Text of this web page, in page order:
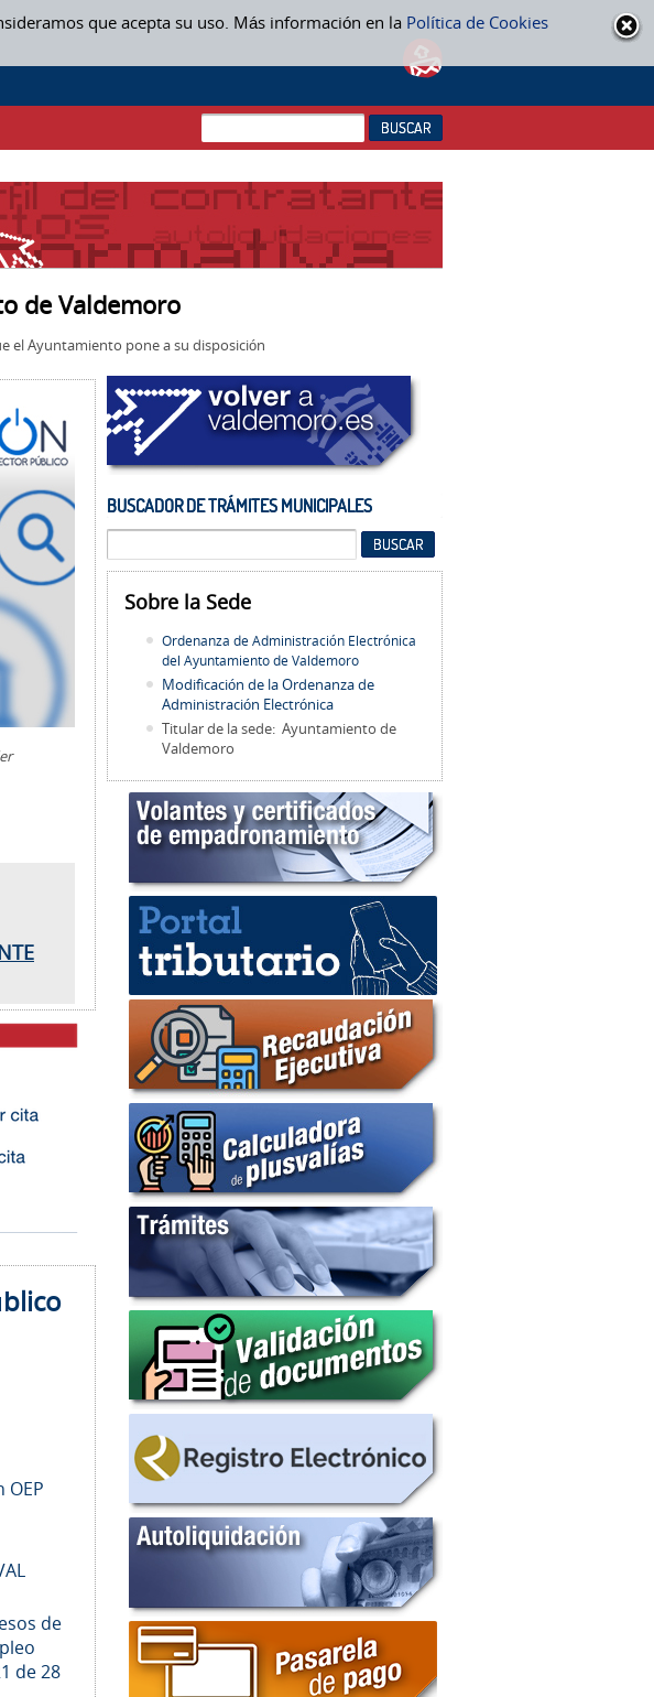
que acepta su uso. Más información en la Política de Cookies
de Valdemoro
el Ayuntamiento pone a su disposición
de
de 28
BUSCADOR DE TRÁMITES MUNICIPALES
Sobre la Sede
Ordenanza de Administración Electrónica
del Ayuntamiento de Valdemoro
Modificación de la Ordenanza de
Administración Electrónica
Titular de la sede: Ayuntamiento de
Valdemoro